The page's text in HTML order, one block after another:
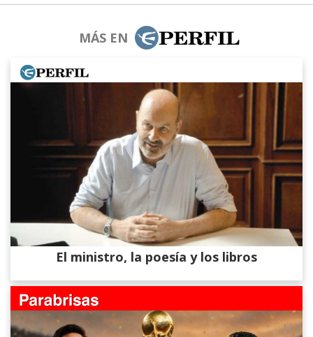
MÁS EN
El ministro, la poesía y los libros